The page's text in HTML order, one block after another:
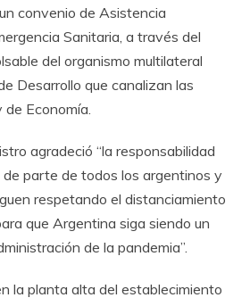
convenio de Asistencia
Sanitaria, a través del
del organismo multilateral
Desarrollo que canalizan las
Economía.
agradeció “la responsabilidad
parte de todos los argentinos y
respetando el distanciamiento
que Argentina siga siendo un
de la pandemia”.
la planta alta del establecimiento